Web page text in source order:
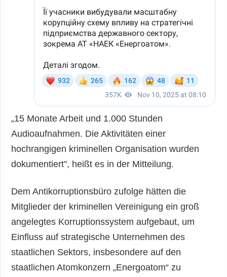
„15 Monate Arbeit und 1.000 Stunden
Audioaufnahmen. Die Aktivitäten einer
hochrangigen kriminellen Organisation wurden
dokumentiert", heißt es in der Mitteilung.
Dem Antikorruptionsbüro zufolge hätten die
Mitglieder der kriminellen Vereinigung ein groß
angelegtes Korruptionssystem aufgebaut, um
Einfluss auf strategische Unternehmen des
staatlichen Sektors, insbesondere auf den
staatlichen Atomkonzern „Energoatom“ zu